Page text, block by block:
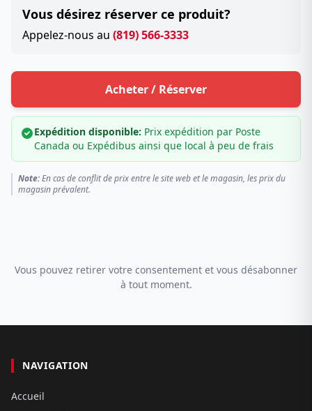
Vous désirez réserver ce produit?
Appelez-nous au (819) 566-3333
Acheter / Réserver
Expédition disponible: Prix expédition par Poste
Canada ou Expédibus ainsi que local à peu de frais
Note:En cas de conflit de prix entre le site web et le magasin, les prix du
magasin prévalent.
Vous pouvez retirer votre consentement et vous désabonner
à tout moment.
NAVIGATION
Accueil